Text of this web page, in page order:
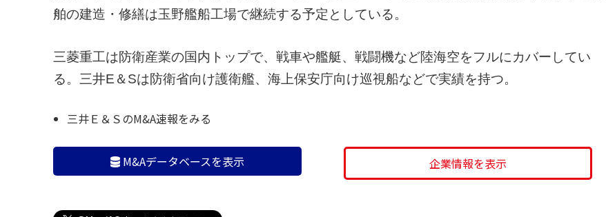
舶の建造・修繕は玉野艦船工場で継続する予定としている。
三菱重工は防衛産業の国内トップで、戦車や艦艇、戦闘機など陸海空をフルにカバーしてい
る。三井E＆Sは防衛省向け護衛艦、海上保安庁向け巡視船などで実績を持つ。
三井Ｅ＆ＳのM&A速報をみる
M&Aデータベースを表示 企業情報を表示